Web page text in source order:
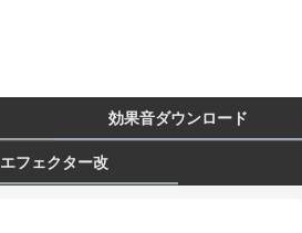
効果音ダウンロード
エフェクター改